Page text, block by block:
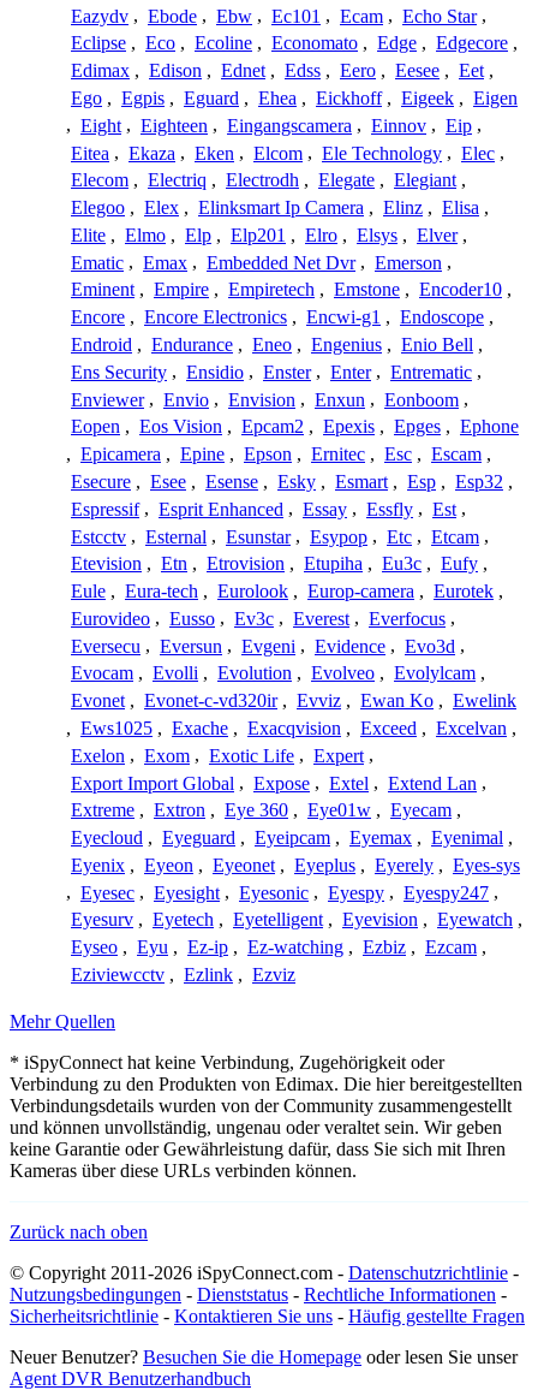
Eazydv , Ebode , Ebw , Ec101 , Ecam , Echo Star ,
Eclipse , Eco , Ecoline , Economato , Edge , Edgecore ,
Edimax , Edison , Ednet , Edss , Eero , Eesee , Eet ,
Ego , Egpis , Eguard , Ehea , Eickhoff , Eigeek , Eigen
, Eight , Eighteen , Eingangscamera , Einnov , Eip ,
Eitea , Ekaza , Eken , Elcom , Ele Technology , Elec ,
Elecom , Electriq , Electrodh , Elegate , Elegiant ,
Elegoo , Elex , Elinksmart Ip Camera , Elinz , Elisa ,
Elite , Elmo , Elp , Elp201 , Elro , Elsys , Elver ,
Ematic , Emax , Embedded Net Dvr , Emerson ,
Eminent , Empire , Empiretech , Emstone , Encoder10 ,
Encore , Encore Electronics , Encwi-g1 , Endoscope ,
Endroid , Endurance , Eneo , Engenius , Enio Bell ,
Ens Security , Ensidio , Enster , Enter , Entrematic ,
Enviewer , Envio , Envision , Enxun , Eonboom ,
Eopen , Eos Vision , Epcam2 , Epexis , Epges , Ephone
, Epicamera , Epine , Epson , Ernitec , Esc , Escam ,
Esecure , Esee , Esense , Esky , Esmart , Esp , Esp32 ,
Espressif , Esprit Enhanced , Essay , Essfly , Est ,
Estcctv , Esternal , Esunstar , Esypop , Etc , Etcam ,
Etevision , Etn , Etrovision , Etupiha , Eu3c , Eufy ,
Eule , Eura-tech , Eurolook , Europ-camera , Eurotek ,
Eurovideo , Eusso , Ev3c , Everest , Everfocus ,
Eversecu , Eversun , Evgeni , Evidence , Evo3d ,
Evocam , Evolli , Evolution , Evolveo , Evolylcam ,
Evonet , Evonet-c-vd320ir , Evviz , Ewan Ko , Ewelink
, Ews1025 , Exache , Exacqvision , Exceed , Excelvan ,
Exelon , Exom , Exotic Life , Expert ,
Export Import Global , Expose , Extel , Extend Lan ,
Extreme , Extron , Eye 360 , Eye01w , Eyecam ,
Eyecloud , Eyeguard , Eyeipcam , Eyemax , Eyenimal ,
Eyenix , Eyeon , Eyeonet , Eyeplus , Eyerely , Eyes-sys
, Eyesec , Eyesight , Eyesonic , Eyespy , Eyespy247 ,
Eyesurv , Eyetech , Eyetelligent , Eyevision , Eyewatch ,
Eyseo , Eyu , Ez-ip , Ez-watching , Ezbiz , Ezcam ,
Eziviewcctv , Ezlink , Ezviz
Mehr Quellen
* iSpyConnect hat keine Verbindung, Zugehörigkeit oder
Verbindung zu den Produkten von Edimax. Die hier bereitgestellten
Verbindungsdetails wurden von der Community zusammengestellt
und können unvollständig, ungenau oder veraltet sein. Wir geben
keine Garantie oder Gewährleistung dafür, dass Sie sich mit Ihren
Kameras über diese URLs verbinden können.
Zurück nach oben
© Copyright 2011-2026 iSpyConnect.com - Datenschutzrichtlinie -
Nutzungsbedingungen - Dienststatus - Rechtliche Informationen -
Sicherheitsrichtlinie - Kontaktieren Sie uns - Häufig gestellte Fragen
Neuer Benutzer? Besuchen Sie die Homepage oder lesen Sie unser
Agent DVR Benutzerhandbuch